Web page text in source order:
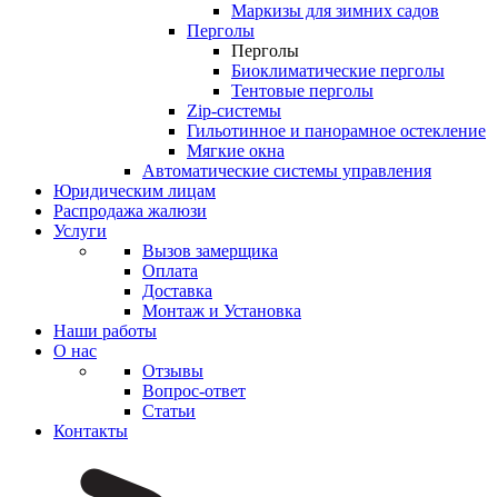
Маркизы для зимних садов
Перголы
Перголы
Биоклиматические перголы
Тентовые перголы
Zip-системы
Гильотинное и панорамное остекление
Мягкие окна
Автоматические системы управления
Юридическим лицам
Распродажа жалюзи
Услуги
Вызов замерщика
Оплата
Доставка
Монтаж и Установка
Наши работы
О нас
Отзывы
Вопрос-ответ
Статьи
Контакты